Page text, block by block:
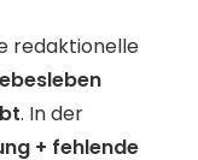
redaktionelle
. In der
+ fehlende